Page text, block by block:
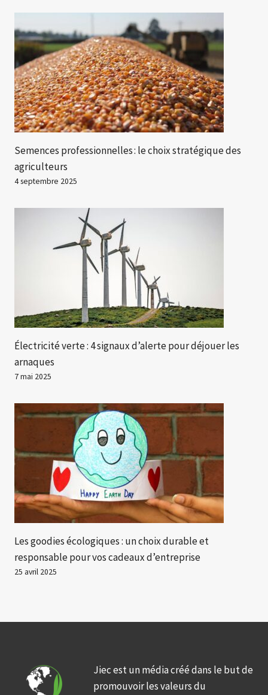
Semences professionnelles : le choix stratégique des
agriculteurs
4 septembre 2025
Électricité verte : 4 signaux d’alerte pour déjouer les
arnaques
7 mai 2025
Les goodies écologiques : un choix durable et
responsable pour vos cadeaux d’entreprise
25 avril 2025
Jiec est un média créé dans le but de
promouvoir les valeurs du